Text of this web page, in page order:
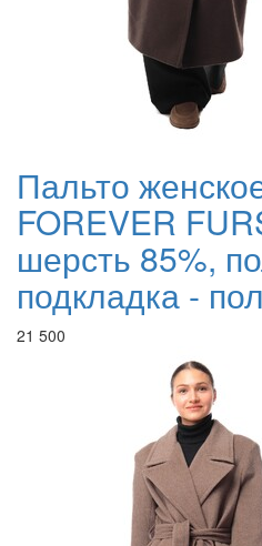
Пальто
FOREVER
шерсть 85%,
подкладка -
21 500